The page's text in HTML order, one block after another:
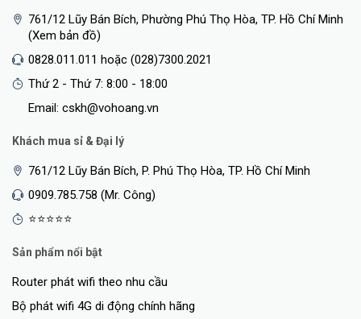
761/12 Lũy Bán Bích, Phường Phú Thọ Hòa, TP. Hồ Chí Minh
(Xem bản đồ)
0828.011.011 hoặc (028)7300.2021
Thứ 2 - Thứ 7: 8:00 - 18:00
Email: cskh@vohoang.vn
Khách mua sỉ & Đại lý
761/12 Lũy Bán Bích, P. Phú Thọ Hòa, TP. Hồ Chí Minh
0909.785.758 (Mr. Công)
⭐⭐⭐⭐⭐
Sản phẩm nổi bật
Router phát wifi theo nhu cầu
Bộ phát wifi 4G di động chính hãng